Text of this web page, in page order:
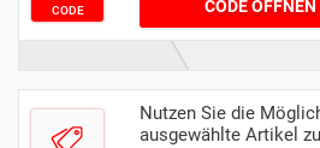
CODE CODE ÖFFNEN
Nutzen Sie die
ausgewählte Artikel